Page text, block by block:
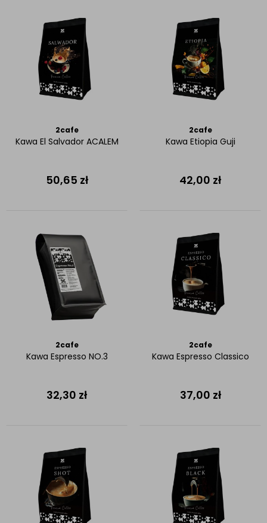
2cafe
Kawa El Salvador ACALEM
50,65 zł
2cafe
Kawa Etiopia Guji
42,00 zł
2cafe
Kawa Espresso NO.3
32,30 zł
2cafe
Kawa Espresso Classico
37,00 zł